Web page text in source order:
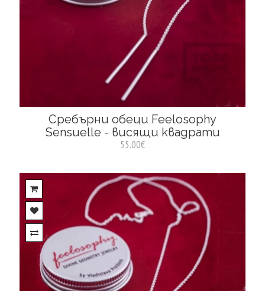
Сребърни обеци Feelosophy
Sensuelle - висящи квадрати
55.00€